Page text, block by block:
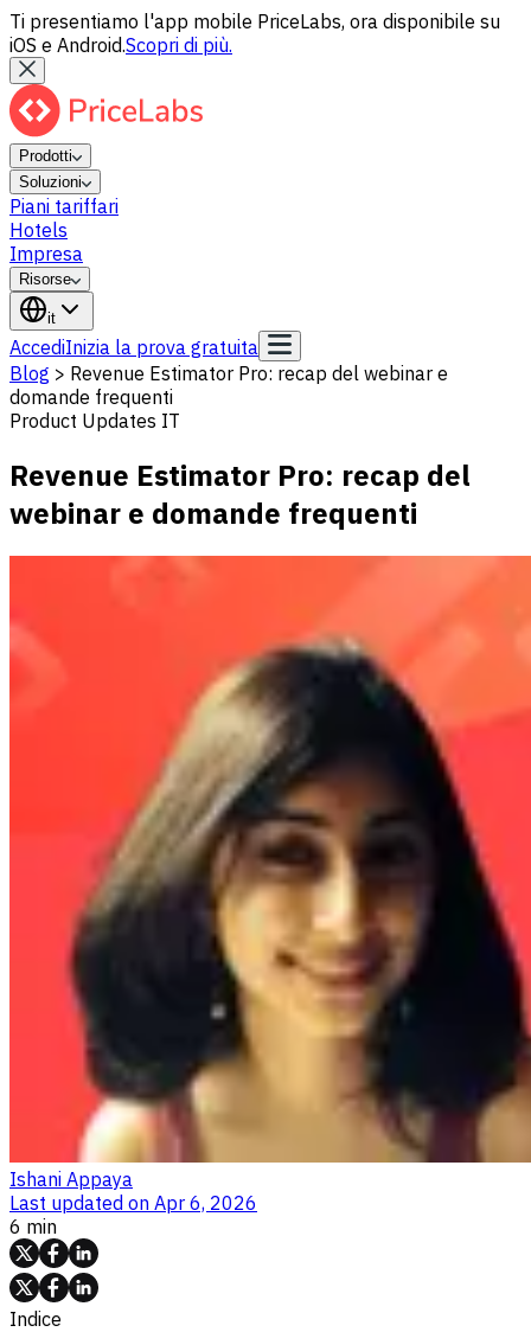
Ti presentiamo l'app mobile PriceLabs, ora disponibile su
iOS e Android.Scopri di più.
Prodotti
Soluzioni
Piani tariffari
Hotels
Impresa
Risorse
it
AccediInizia la prova gratuita
Blog > Revenue Estimator Pro: recap del webinar e
domande frequenti
Product Updates IT
Revenue Estimator Pro: recap del
webinar e domande frequenti
Ishani Appaya
Last updated on Apr 6, 2026
6 min
Indice